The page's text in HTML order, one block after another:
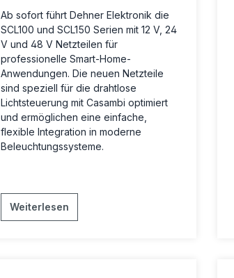
Ab sofort führt Dehner Elektronik die
SCL100 und SCL150 Serien mit 12 V, 24
V und 48 V Netzteilen für
professionelle Smart-Home-
Anwendungen. Die neuen Netzteile
sind speziell für die drahtlose
Lichtsteuerung mit Casambi optimiert
und ermöglichen eine einfache,
flexible Integration in moderne
Beleuchtungssysteme.
Weiterlesen